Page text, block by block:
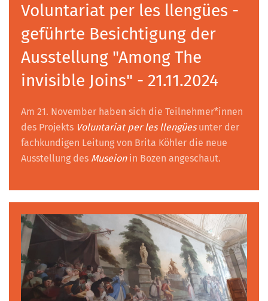
Voluntariat per les llengües -
geführte Besichtigung der
Ausstellung "Among The
invisible Joins" - 21.11.2024
Am 21. November haben sich die Teilnehmer*innen
des Projekts Voluntariat per les llengüesunter der
fachkundigen Leitung von Brita Köhler die neue
Ausstellung des Museionin Bozen angeschaut.